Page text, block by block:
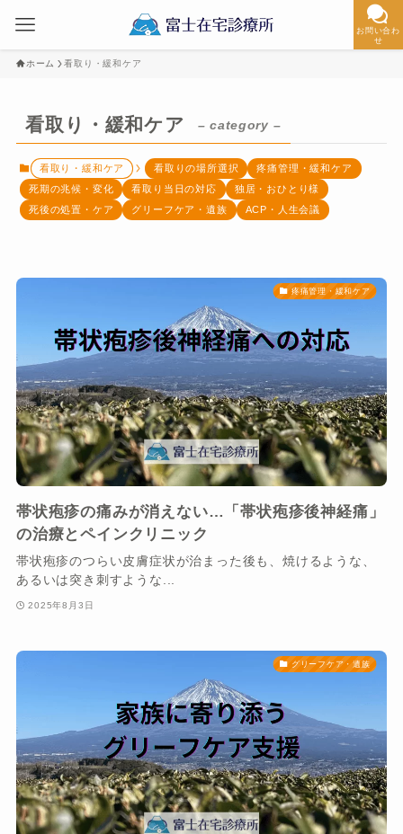
お問い合わ
せ
ホーム 看取り・緩和ケア
看取り・緩和ケア – category –
看取り・緩和ケア 看取りの場所選択
疼痛管理・緩和ケア
死期の兆候・変化
看取り当日の対応
独居・おひとり様
死後の処置・ケア
グリーフケア・遺族 ACP・人生会議
疼痛管理・緩和ケア
帯状疱疹の痛みが消えない…「帯状疱疹後神経痛」
の治療とペインクリニック
帯状疱疹のつらい皮膚症状が治まった後も、焼けるような、
あるいは突き刺すような...
2025年8月3日
グリーフケア・遺族